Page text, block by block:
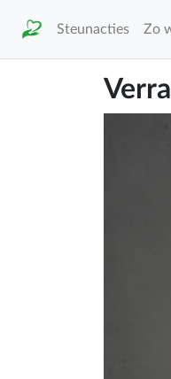
Steunacties Zo